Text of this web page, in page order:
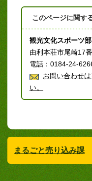
このページに関す
観光文化スポーツ
由利本荘市尾崎17
電話：0184-24-
お問い合わせ
い。
まるごと売り込み課